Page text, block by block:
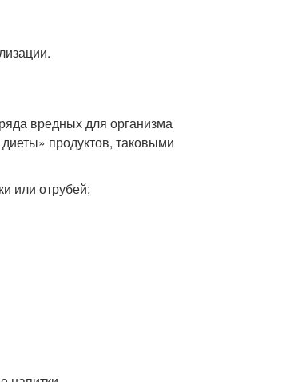
вредных для организма
продуктов, таковыми
или отрубей;